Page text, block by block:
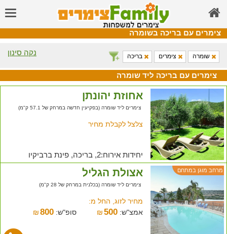
צימרים עם בריכה בשומרה
נקה סינון שומרה צימרים בריכה
צימרים עם בריכה ליד שומרה
אחוזת יהונתן
צימרים ליד שומרה (בפקיעין חדשה במרחק של 57.1 ק"מ)
צלצל לקבלת מחיר
יחידות אירוח:2, בריכה, פינת ברביקיו
מרחב מוגן במתחם אצולת הגליל
צימרים ליד שומרה (בכלנית במרחק של 28 ק"מ)
מחיר לזוג, החל מ:
אמצ"ש:
₪500 סופ"ש: ₪ 800